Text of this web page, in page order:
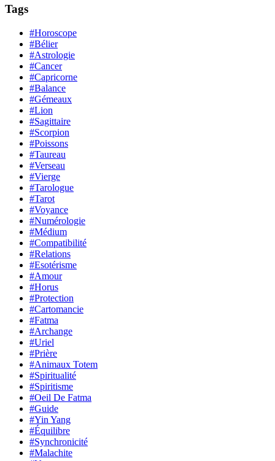
Tags
#Horoscope
#Bélier
#Astrologie
#Cancer
#Capricorne
#Balance
#Gémeaux
#Lion
#Sagittaire
#Scorpion
#Poissons
#Taureau
#Verseau
#Vierge
#Tarologue
#Tarot
#Voyance
#Numérologie
#Médium
#Compatibilité
#Relations
#Esotérisme
#Amour
#Horus
#Protection
#Cartomancie
#Fatma
#Archange
#Uriel
#Prière
#Animaux Totem
#Spiritualité
#Spiritisme
#Oeil De Fatma
#Guide
#Yin Yang
#Équilibre
#Synchronicité
#Malachite